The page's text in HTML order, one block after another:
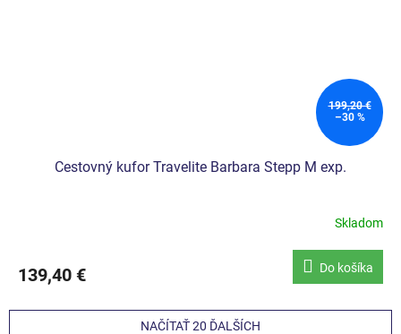
199,20 €
–30 %
Cestovný kufor Travelite Barbara Stepp M exp.
Skladom
139,40 € Do košíka
NAČÍTAŤ 20 ĎALŠÍCH